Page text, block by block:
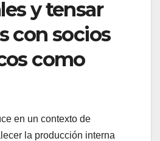
y tensar
con socios
como
en un contexto de
la producción interna